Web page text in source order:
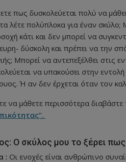
πως δυσκολεύεται πολύ να
λέτε πολύπλοκα για έναν σκύλο;
κάτι και δεν μπορεί να
δύσκολη και πρέπει να την
Μπορεί να αντεπεξέλθει στις
να υπακούσει στην εντολή
Ή αν δεν έρχεται όταν τον
να μάθετε περισσότερα
Ο σκύλος μου το ξέρει πως
: Οι ενοχές είναι ανθρώπινο